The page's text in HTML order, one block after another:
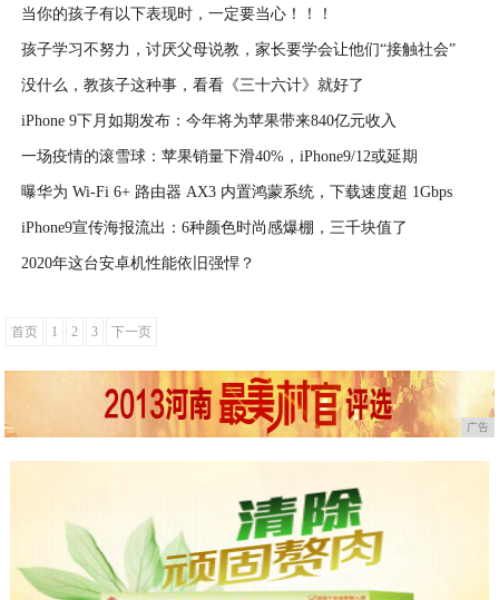
当你的孩子有以下表现时，一定要当心！！！
2020-09-09
孩子学习不努力，讨厌父母说教，家长要学会让他们“接触社会”
2020-09-09
没什么，教孩子这种事，看看《三十六计》就好了
2020-09-09
iPhone 9下月如期发布：今年将为苹果带来840亿元收入
2020-04-09
一场疫情的滚雪球：苹果销量下滑40%，iPhone9/12或延期
2020-04-08
曝华为 Wi-Fi 6+ 路由器 AX3 内置鸿蒙系统，下载速度超 1Gbps
2020-04-08
iPhone9宣传海报流出：6种颜色时尚感爆棚，三千块值了
2020年这台安卓机性能依旧强悍？
首页 1 2 3 下一页
广告